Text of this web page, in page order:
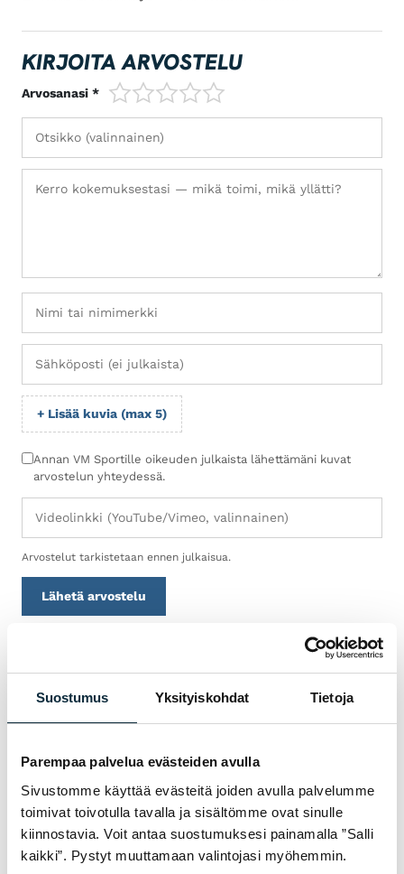
Suostumus Yksityiskohdat Tietoja
Parempaa palvelua evästeiden avulla
Sivustomme käyttää evästeitä joiden avulla palvelumme
toimivat toivotulla tavalla ja sisältömme ovat sinulle
kiinnostavia. Voit antaa suostumuksesi painamalla ”Salli
kaikki”. Pystyt muuttamaan valintojasi myöhemmin.
KIRJOITA ARVOSTELU
Arvosanasi * 1/5 2/53/54/5
+ Lisää kuvia (max 5)
Annan VM Sportille oikeuden julkaista lähettämäni kuvat
arvostelun yhteydessä.
Arvostelut tarkistetaan ennen julkaisua.
Lähetä arvostelu
TAKUU & PALVELU
MIKSI VM SPORT?
huollossamme Pietarsaaressa. Saat meiltä
asiantuntevan avun pyörän valintaan,
sovitukseen ja huoltoon — ennen kauppaa ja